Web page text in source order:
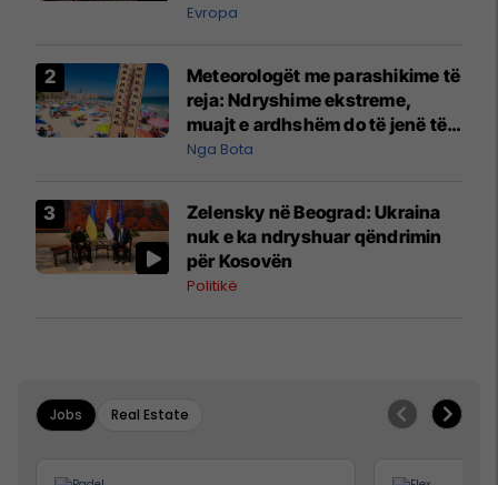
Evropa
Meteorologët me parashikime të
reja: Ndryshime ekstreme,
muajt e ardhshëm do të jenë të
pazakontë
Nga Bota
Zelensky në Beograd: Ukraina
nuk e ka ndryshuar qëndrimin
për Kosovën
Politikë
Jobs Real Estate